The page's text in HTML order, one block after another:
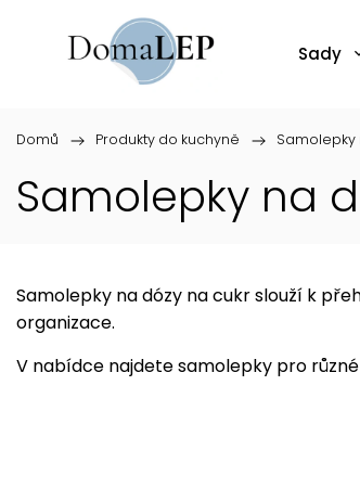
Sady
Domů / Produkty do kuchyně / Samolepky
Samolepky na
Samolepky na dózy na cukr slouží k
organizace.
V nabídce najdete samolepky pro